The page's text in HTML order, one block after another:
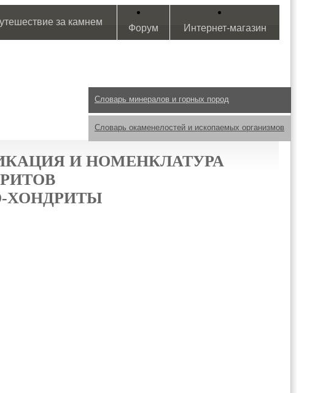
за камнем
Форум Интернет-магазин
Словарь минералов и горных пород
Словарь окаменелостей и ископаемых организмов
И НОМЕНКЛАТУРА
ХОНДРИТЫ